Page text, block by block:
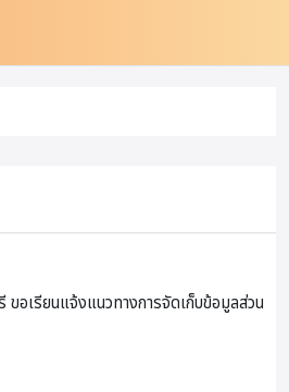
อเรียนแจ้งแนวทางการจัดเก็บข้อมูลส่วน